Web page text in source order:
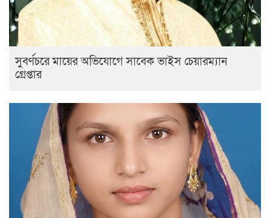
সুবর্ণচরে মায়ের অভিযোগে সাবেক ভাইস চেয়ারম্যান
গ্রেপ্তার